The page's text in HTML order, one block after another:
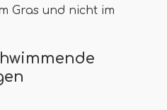
Gras und nicht im